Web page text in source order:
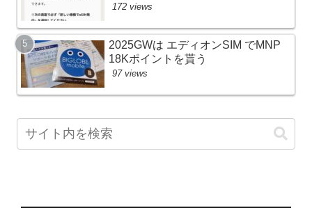
172 views
2025GWは エディオンSIM でMNP
18Kポイントを貰う
97 views